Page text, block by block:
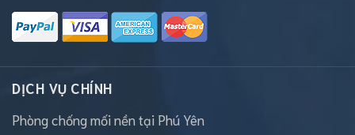
DỊCH VỤ CHÍNH
Phòng chống mối nền tại Phú Yên